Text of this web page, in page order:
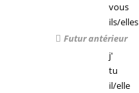
vous
ils/elles
Futur antérieur
j'
tu
il/elle